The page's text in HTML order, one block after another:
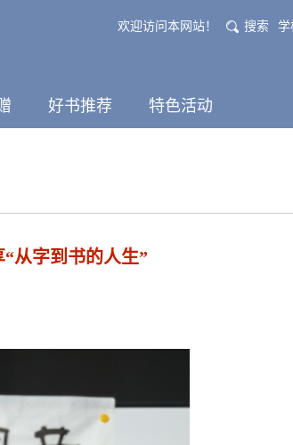
欢迎访问本网站！ 搜索 学
好书推荐 特色活动
从字到书的人生”